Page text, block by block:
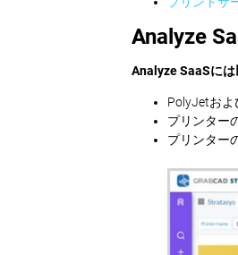
Analyze
Analyze SaaSに
PolyJetおよ
プリンター
プリンター